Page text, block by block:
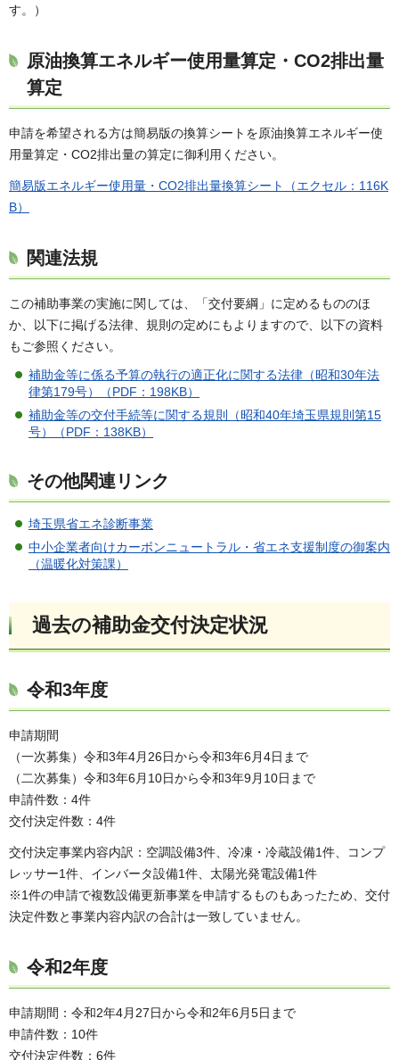
す。）
原油換算エネルギー使用量算定・CO2排出量
算定
申請を希望される方は簡易版の換算シートを原油換算エネルギー使
用量算定・CO2排出量の算定に御利用ください。
簡易版エネルギー使用量・CO2排出量換算シート（エクセル：116K
B）
関連法規
この補助事業の実施に関しては、「交付要綱」に定めるもののほ
か、以下に掲げる法律、規則の定めにもよりますので、以下の資料
もご参照ください。
補助金等に係る予算の執行の適正化に関する法律（昭和30年法
律第179号）（PDF：198KB）
補助金等の交付手続等に関する規則（昭和40年埼玉県規則第15
号）（PDF：138KB）
その他関連リンク
埼玉県省エネ診断事業
中小企業者向けカーボンニュートラル・省エネ支援制度の御案内
（温暖化対策課）
過去の補助金交付決定状況
令和3年度
申請期間
（一次募集）令和3年4月26日から令和3年6月4日まで
（二次募集）令和3年6月10日から令和3年9月10日まで
申請件数：4件
交付決定件数：4件
交付決定事業内容内訳：空調設備3件、冷凍・冷蔵設備1件、コンプ
レッサー1件、インバータ設備1件、太陽光発電設備1件
※1件の申請で複数設備更新事業を申請するものもあったため、交付
決定件数と事業内容内訳の合計は一致していません。
令和2年度
申請期間：令和2年4月27日から令和2年6月5日まで
申請件数：10件
交付決定件数：6件